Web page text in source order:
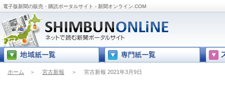
電子版新聞の販売・購読ポータルサイト - 新聞オンライン.COM
ホーム ＞ 宮古新報 ＞ 宮古新報 2021年3月9日